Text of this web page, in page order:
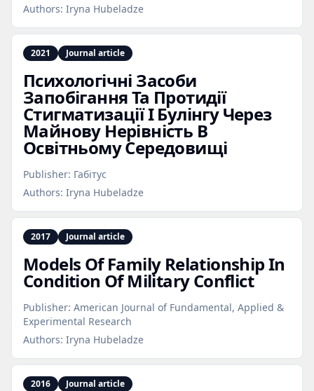
Authors: Iryna Hubeladze
2021 Journal article
Психологічні Засоби
Запобігання Та Протидії
Стигматизації І Булінгу Через
Майнову Нерівність В
Освітньому Середовищі
Publisher: Габітус
Authors: Iryna Hubeladze
2017 Journal article
Models Of Family Relationship In
Condition Of Military Conflict
Publisher: American Journal of Fundamental, Applied &
Experimental Research
Authors: Iryna Hubeladze
2016 Journal article